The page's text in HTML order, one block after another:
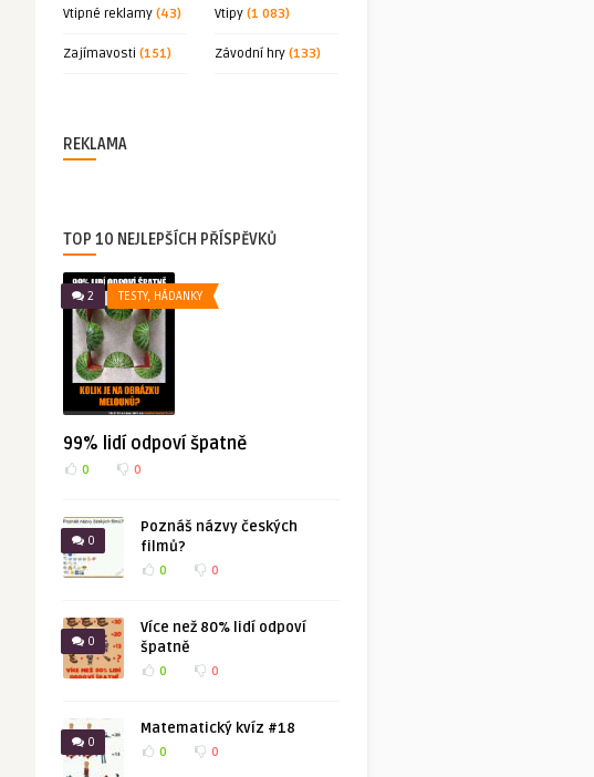
Vtipné reklamy (43) Vtipy (1 083)
Zajímavosti (151) Závodní hry (133)
REKLAMA
TOP 10 NEJLEPŠÍCH PŘÍSPĚVKŮ
2 TESTY, HÁDANKY
99% lidí odpoví špatně
0 0
0
Poznáš názvy českých
filmů?
0 0
0
Více než 80% lidí odpoví
špatně
0 0
0
Matematický kvíz #18
0 0